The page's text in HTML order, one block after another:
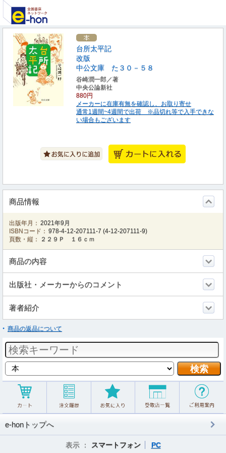
台所太平記
改版
中公文庫 た３０－５８
谷崎潤一郎／著
中央公論新社
880円
メーカーに在庫有無を確認し、お取り寄せ
通常1週間~4週間で出荷 ※品切れ等で入手できな
い場合もございます
商品情報
出版年月： 2021年9月
ISBNコード： 978-4-12-207111-7 (4-12-207111-9)
頁数・縦：
２２９Ｐ １６ｃｍ
商品の内容
出版社・メーカーからのコメント
著者紹介
商品の返品について
e-honトップへ
表示 ： スマートフォン PC